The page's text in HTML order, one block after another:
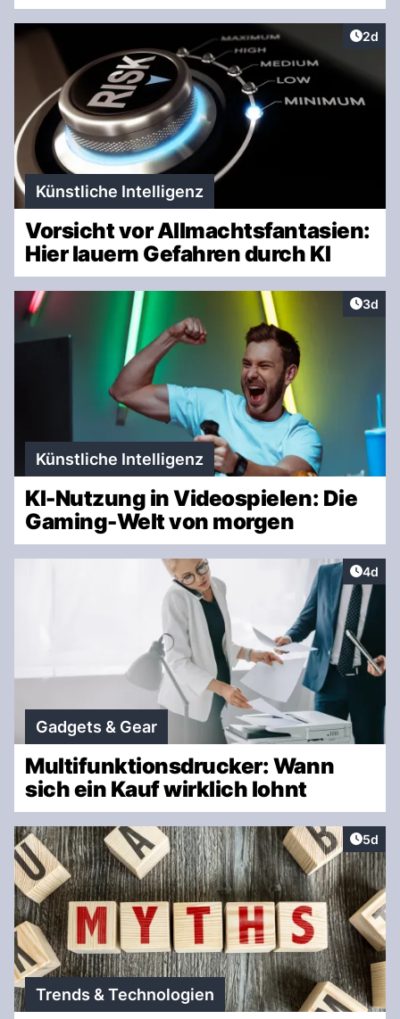
2d
Künstliche Intelligenz
Vorsicht vor Allmachtsfantasien:
Hier lauern Gefahren durch KI
3d
Künstliche Intelligenz
KI-Nutzung in Videospielen: Die
Gaming-Welt von morgen
4d
Gadgets & Gear
Multifunktionsdrucker: Wann
sich ein Kauf wirklich lohnt
5d
Trends & Technologien